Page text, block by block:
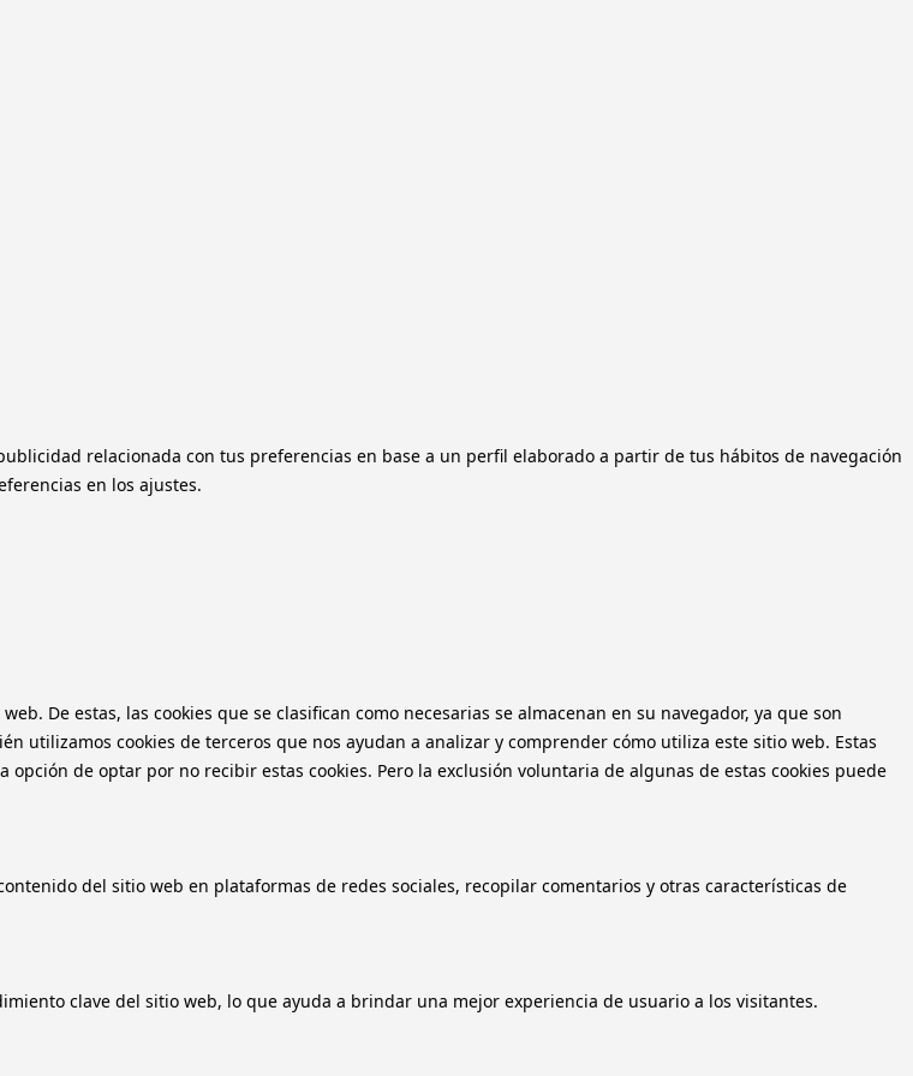
relacionada con tus preferencias en base a un perfil elaborado a partir de tus hábitos de navegación
en los ajustes.
De estas, las cookies que se clasifican como necesarias se almacenan en su navegador, ya que son
utilizamos cookies de terceros que nos ayudan a analizar y comprender cómo utiliza este sitio web. Estas
de optar por no recibir estas cookies. Pero la exclusión voluntaria de algunas de estas cookies puede
del sitio web en plataformas de redes sociales, recopilar comentarios y otras características de
clave del sitio web, lo que ayuda a brindar una mejor experiencia de usuario a los visitantes.